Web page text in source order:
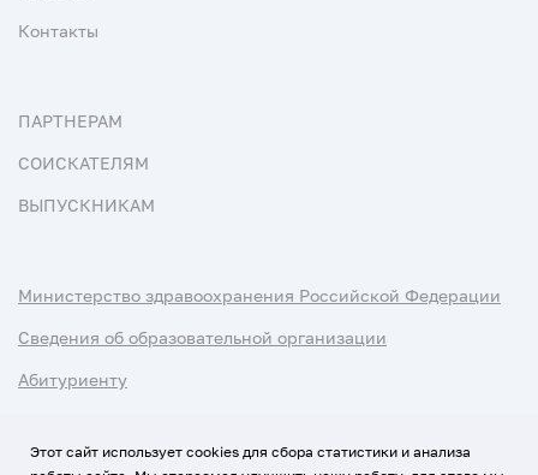
Контакты
ПАРТНЕРАМ
СОИСКАТЕЛЯМ
ВЫПУСКНИКАМ
Министерство здравоохранения Российской Федерации
Сведения об образовательной организации
Абитуриенту
Этот сайт использует cookies для сбора статистики и анализа